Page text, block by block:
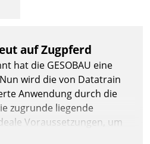
auf Zugpferd
hat die GESOBAU eine
wird die von Datatrain
Anwendung durch die
zugrunde liegende
Voraussetzungen, um
zu erweitern und weitere